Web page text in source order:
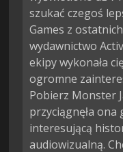
szukać czegoś
Games z
wydawnictwo
ekipy wykonała
ogromne
Pobierz Monster
przyciągnęła ona
interesującą
audiowizualną.